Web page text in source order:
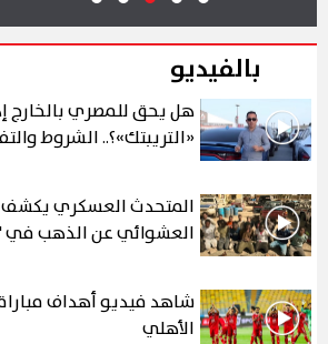
بالفيديو
هل يحق للمصري بالخارج
«التريبتك»؟.. الشروط
المتحدث العسكري يكشف
العشوائي عن الذهب في
الأهلي